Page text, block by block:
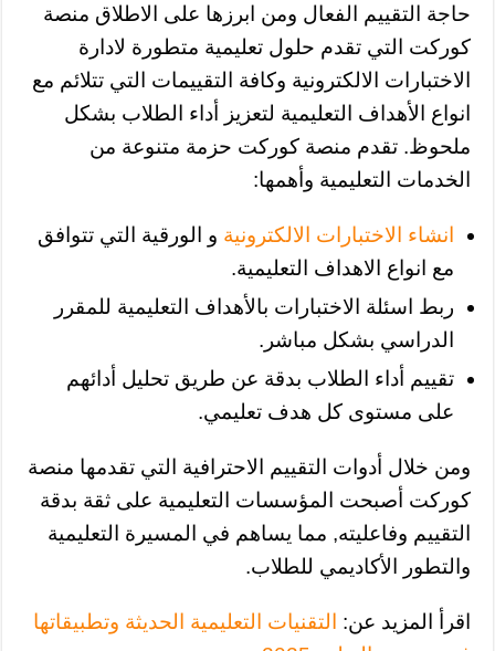
حاجة التقييم الفعال ومن ابرزها على الاطلاق منصة
كوركت التي تقدم حلول تعليمية متطورة لادارة
الاختبارات الالكترونية وكافة التقييمات التي تتلائم مع
انواع الأهداف التعليمية لتعزيز أداء الطلاب بشكل
ملحوظ. تقدم منصة كوركت حزمة متنوعة من
الخدمات التعليمية وأهمها:
انشاء الاختبارات الالكترونية و الورقية التي تتوافق
مع انواع الاهداف التعليمية.
ربط اسئلة الاختبارات بالأهداف التعليمية للمقرر
الدراسي بشكل مباشر.
تقييم أداء الطلاب بدقة عن طريق تحليل أدائهم
على مستوى كل هدف تعليمي.
ومن خلال أدوات التقييم الاحترافية التي تقدمها منصة
كوركت أصبحت المؤسسات التعليمية على ثقة بدقة
التقييم وفاعليته, مما يساهم في المسيرة التعليمية
والتطور الأكاديمي للطلاب.
اقرأ المزيد عن: التقنيات التعليمية الحديثة وتطبيقاتها